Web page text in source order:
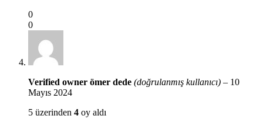
0
0
Verified owner ömer dede (doğrulanmış kullanıcı) – 10
Mayıs 2024
5 üzerinden 4 oy aldı